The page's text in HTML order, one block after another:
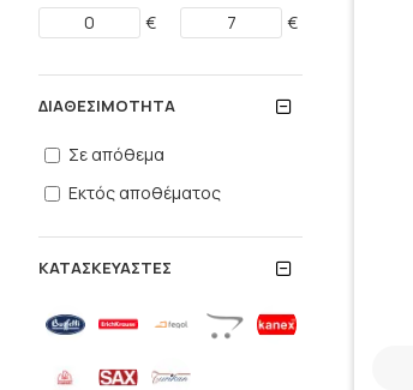
€ €
ΚΑΤΑΣΚΕΥΑΣΤΈΣ
ΔΙΑΘΕΣΙΜΌΤΗΤΑ
Σε απόθεμα
Εκτός αποθέματος